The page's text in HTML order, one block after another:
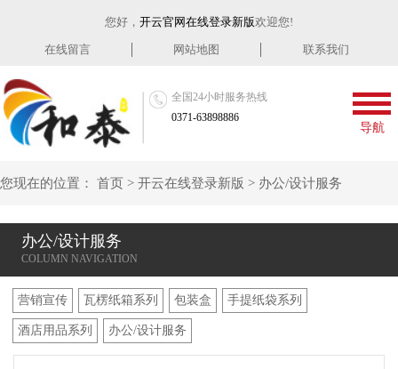
您好， 开云官网在线登录新版欢迎您!
在线留言 网站地图 联系我们
全国24小时服务热线
0371-63898886
导航
您现在的位置： 首页 > 开云在线登录新版 > 办公/设计服务
办公/设计服务
营销宣传 瓦楞纸箱系列 包装盒 手提纸袋系列
酒店用品系列 办公/设计服务